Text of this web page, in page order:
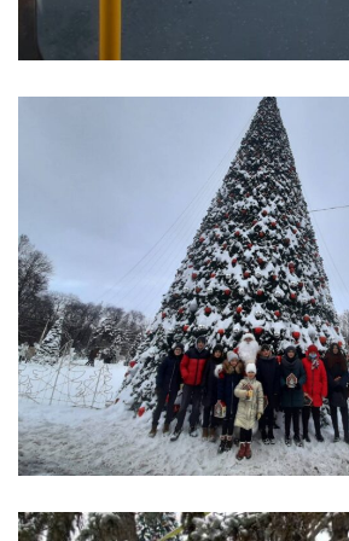
Știri
Acte
și
regulamente
Legislație
internațională